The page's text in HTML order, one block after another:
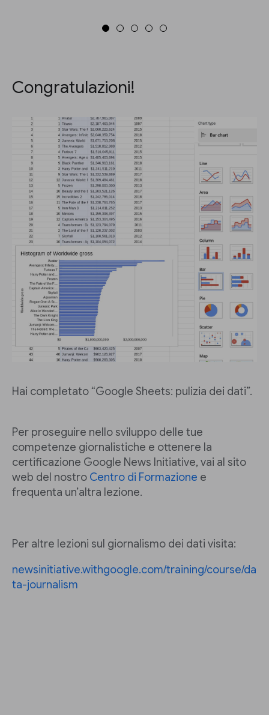
Congratulazioni!
Hai completato “Google Sheets: pulizia dei dati”.
Per proseguire nello sviluppo delle tue
competenze giornalistiche e ottenere la
certificazione Google News Initiative, vai al sito
web del nostro Centro di Formazione e
frequenta un’altra lezione.
Per altre lezioni sul giornalismo dei dati visita:
newsinitiative.withgoogle.com/training/course/da
ta-journalism